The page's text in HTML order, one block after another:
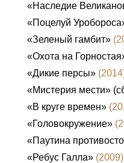
«Наследие
«Поцелуй
«Зеленый гамбит»
«Охота на
«Дикие персы»
«Мистерия мести»
«В круге времен»
«Головокружение»
«Паутина
«Ребус Галла» (2009)